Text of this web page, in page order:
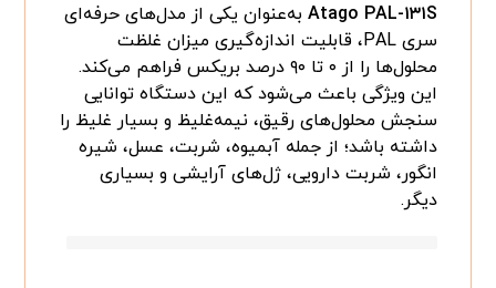
Atago PAL-۱۳۱S به‌عنوان یکی از مدل‌های حرفه‌ای
سری PAL، قابلیت اندازه‌گیری میزان غلظت
محلول‌ها را از ۰ تا ۹۰ درصد بریکس فراهم می‌کند.
این ویژگی باعث می‌شود که این دستگاه توانایی
سنجش محلول‌های رقیق، نیمه‌غلیظ و بسیار غلیظ را
داشته باشد؛ از جمله آبمیوه، شربت، عسل، شیره
انگور، شربت دارویی، ژل‌های آرایشی و بسیاری
دیگر.